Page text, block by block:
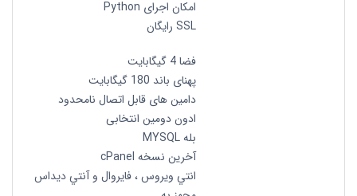
امکان اجرای Python
SSL رایگان
فضا 4 گیگابایت
پهنای باند 180 گیگابایت
دامین های قابل اتصال نامحدود
ادون دومین انتخابی
بله MYSQL
آخرین نسخه cPanel
انتي ويروس ، فايروال و آنتي ديداس